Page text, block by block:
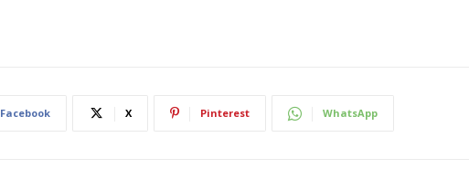
Facebook X Pinterest WhatsApp